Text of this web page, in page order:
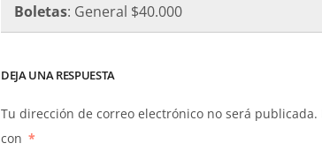
Boletas: General $40.000
DEJA UNA RESPUESTA
Tu dirección de correo electrónico no será publicada.
con *